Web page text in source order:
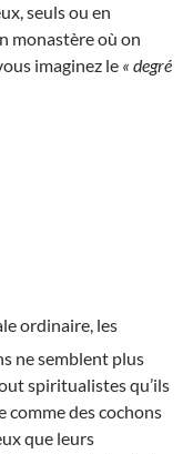
seuls ou en
monastère où on
imaginez le « degré
ordinaire, les
ne semblent plus
spiritualistes qu’ils
comme des cochons
que leurs